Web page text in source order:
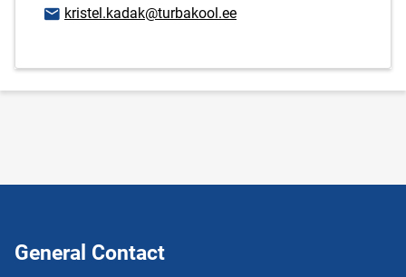
Email address
kristel.kadak@turbakool.ee
General Contact